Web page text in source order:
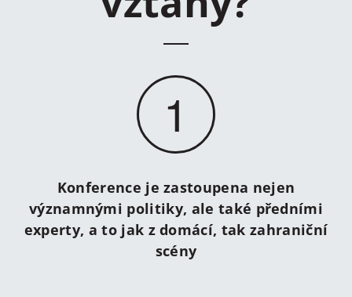
1
Konference je zastoupena nejen
významnými politiky, ale také předními
experty, a to jak z domácí, tak zahraniční
scény